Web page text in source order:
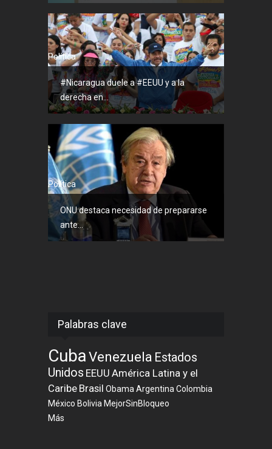
Política
#Nicaragua duele a #EEUU y a la
derecha en...
Política
ONU destaca necesidad de prepararse
ante...
Palabras clave
CubaVenezuela Estados
Unidos EEUU América Latina y el
Caribe Brasil Obama Argentina Colombia
México Bolivia MejorSinBloqueo
Más